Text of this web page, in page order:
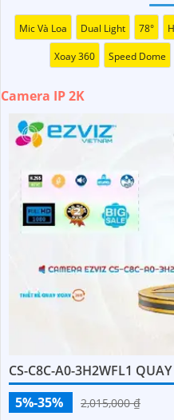
Mic Và Loa Dual Light 78°
Xoay 360 Speed Dome
Camera IP 2K
CS-C8C-A0-3H2WFL1
5%-35%
2,015,000 ₫